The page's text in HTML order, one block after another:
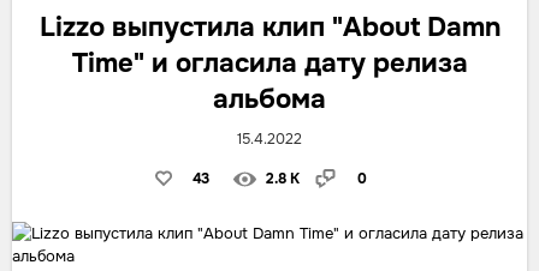
Lizzo выпустила клип "About Damn
Time" и огласила дату релиза
альбома
15.4.2022
43 2.8 K 0